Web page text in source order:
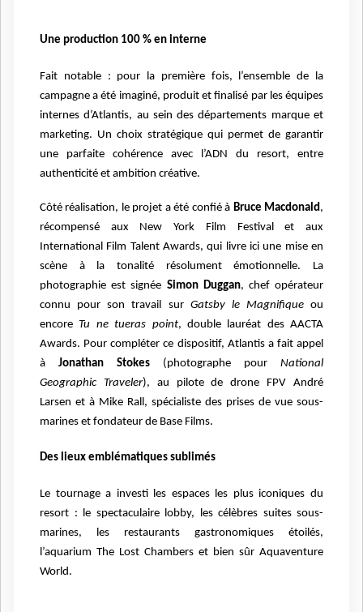
Une production 100 % en interne
Fait notable : pour la première fois, l’ensemble de la
campagne a été imaginé, produit et finalisé par les équipes
internes d’Atlantis, au sein des départements marque et
marketing. Un choix stratégique qui permet de garantir
une parfaite cohérence avec l’ADN du resort, entre
authenticité et ambition créative.
Côté réalisation, le projet a été confié à Bruce Macdonald ,
récompensé aux New York Film Festival et aux
International Film Talent Awards, qui livre ici une mise en
scène à la tonalité résolument émotionnelle. La
photographie est signée Simon Duggan, chef opérateur
connu pour son travail sur Gatsby le Magnifiqueou
encoreTu ne tueras point, double lauréat des AACTA
Awards. Pour compléter ce dispositif, Atlantis a fait appel
à Jonathan Stokes (photographe pour National
Geographic Traveler), au pilote de drone FPV André
Larsen et à Mike Rall, spécialiste des prises de vue sous-
marines et fondateur de Base Films.
Des lieux emblématiques sublimés
Le tournage a investi les espaces les plus iconiques du
resort : le spectaculaire lobby, les célèbres suites sous-
marines, les restaurants gastronomiques étoilés,
l’aquarium The Lost Chambers et bien sûr Aquaventure
World.